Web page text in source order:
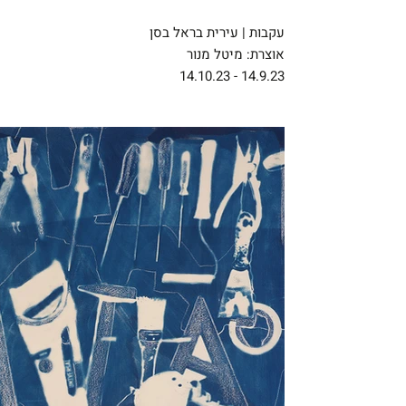
עקבות | עירית בראל בסן
אוצרת: מיטל מנור
14.9.23 - 14.10.23